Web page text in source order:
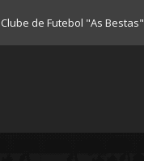
Clube de Futebol "As Bestas"